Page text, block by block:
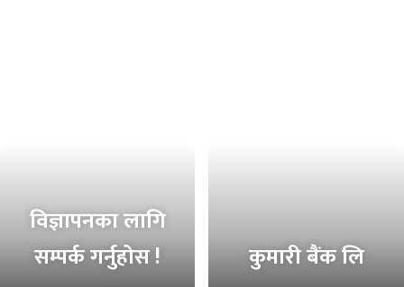
विज्ञापनका लागि
सम्पर्क गर्नुहोस !
कुमारी बैंक लि